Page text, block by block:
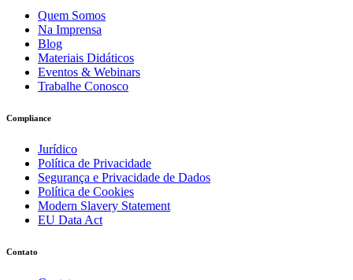
Quem Somos
Na Imprensa
Blog
Materiais Didáticos
Eventos & Webinars
Trabalhe Conosco
Compliance
Jurídico
Política de Privacidade
Segurança e Privacidade de Dados
Política de Cookies
Modern Slavery Statement
EU Data Act
Contato